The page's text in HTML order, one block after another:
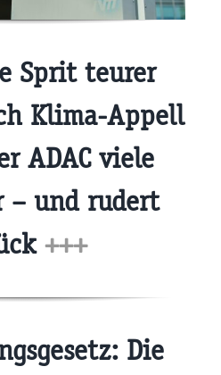
Sprit teurer
Klima-Appell
ADAC viele
– und rudert
+++
Die